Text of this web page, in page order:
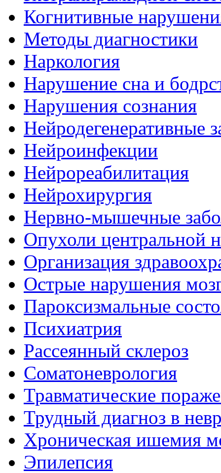
Когнитивные
Методы диагностики
Наркология
Нарушение сна и
Нарушения сознания
Нейродегенеративные
Нейроинфекции
Нейрореабилитация
Нейрохирургия
Нервно-мышечные
Опухоли центральной
Организация
Острые нарушения
Пароксизмальные
Психиатрия
Рассеянный склероз
Соматоневрология
Травматические
Трудный диагноз в
Хроническая ишемия
Эпилепсия